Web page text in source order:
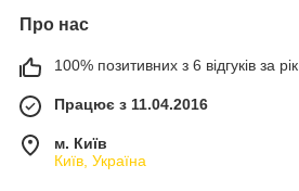
Про нас
100% позитивних з 6 відгуків за рік
Працює з 11.04.2016
м. Київ
Київ, Україна